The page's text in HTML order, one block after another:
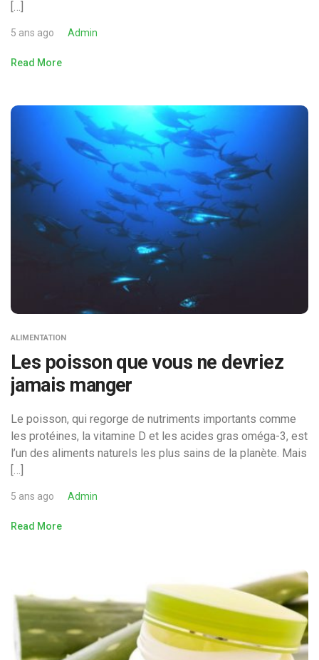
[…]
5 ans ago Admin
Read More
ALIMENTATION
Les poisson que vous ne devriez
jamais manger
Le poisson, qui regorge de nutriments importants comme
les protéines, la vitamine D et les acides gras oméga-3, est
l’un des aliments naturels les plus sains de la planète. Mais
[…]
5 ans ago Admin
Read More